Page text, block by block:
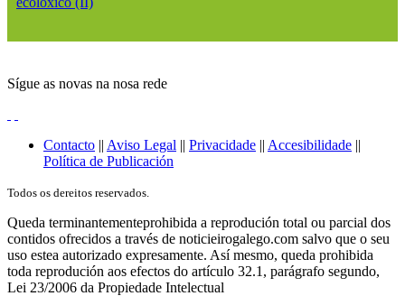
Sígue as novas na nosa rede
Contacto || Aviso Legal || Privacidade || Accesibilidade ||
Política de Publicación
Todos os dereitos reservados.
Queda terminantementeprohibida a reprodución total ou parcial dos
contidos ofrecidos a través de noticieirogalego.com salvo que o seu
uso estea autorizado expresamente. Así mesmo, queda prohibida
toda reprodución aos efectos do artículo 32.1, parágrafo segundo,
Lei 23/2006 da Propiedade Intelectual